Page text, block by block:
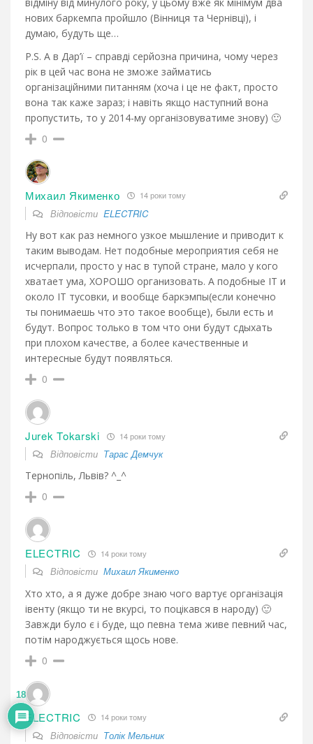
нових баркемпа пройшло (Вінниця та Чернівці), і
думаю, будуть ще…
P.S. А в Дар’ї – справді серйозна причина, чому через
рік в цей час вона не зможе займатись
організаційними питанням (хоча і це не факт, просто
вона так каже зараз; і навіть якщо наступний вона
пропустить, то у 2014-му організовуватиме знову) 🙂
0
Михаил Якименко 14 роки тому
Відповісти ELECTRIC
Ну вот как раз немного узкое мышление и приводит к
таким выводам. Нет подобные мероприятия себя не
исчерпали, просто у нас в тупой стране, мало у кого
хватает ума, ХОРОШО организовать. А подобные IT и
около IT тусовки, и вообще баркэмпы(если конечно
ты понимаешь что это такое вообще), были есть и
будут. Вопрос только в том что они будут сдыхать
при плохом качестве, а более качественные и
интересные будут появляться.
0
Jurek Tokarski 14 роки тому
Відповісти Тарас Демчук
Тернопіль, Львів? ^_^
0
ELECTRIC 14 роки тому
Відповісти Михаил Якименко
Хто хто, а я дуже добре знаю чого вартує організація
івенту (якщо ти не вкурсі, то поцікався в народу) 🙂
Завжди було є і буде, що певна тема живе певний час,
потім народжується щось нове.
0
ELECTRIC 14 роки тому
Відповісти Толік Мельник
18